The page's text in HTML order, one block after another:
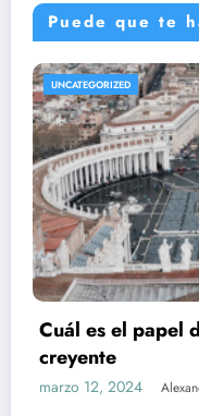
Puede que te
UNCATEGORIZED
Cuál es el papel
creyente
marzo 12, 2024